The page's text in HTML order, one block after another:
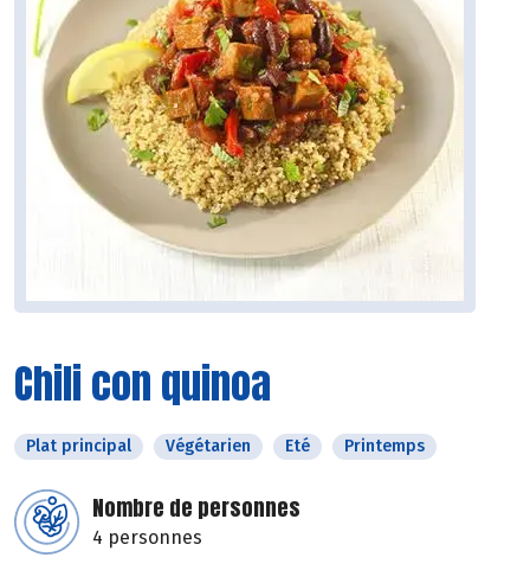
Chili con quinoa
Plat principal Végétarien Eté Printemps
Nombre de personnes
4 personnes